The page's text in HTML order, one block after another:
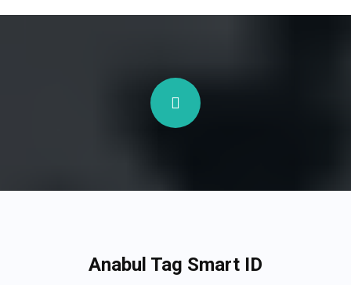
Anabul Tag Smart ID